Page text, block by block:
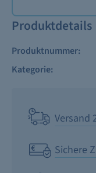
Produktdetails
Produktnummer:
Kategorie:
Versand
Sichere